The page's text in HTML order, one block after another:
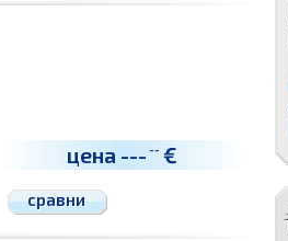
цена --- -- €
сравни